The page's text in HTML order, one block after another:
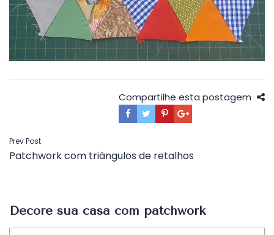
Compartilhe esta postagem
Navegação
de
Prev Post
Patchwork com triângulos de retalhos
Decore sua casa com patchwork